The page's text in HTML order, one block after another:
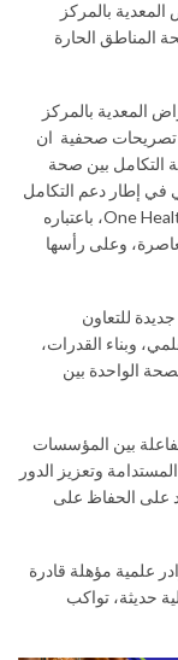
بالمركز
المناطق الحارة
المعدية بالمركز
تصريحات صحفية ان
التكامل بين صحة
في إطار دعم التكامل
العلمي والأكاديمي وتفعيل مفهوم الصحة الواحدة One Health، باعتباره
وعلى رأسها
للتعاون
وبناء القدرات،
الواحدة بين
بين المؤسسات
وتعزيز الدور
على الحفاظ على
علمية مؤهلة قادرة
حديثة، تواكب